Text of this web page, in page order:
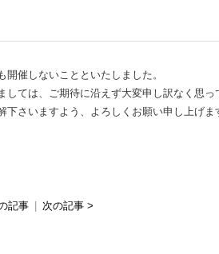
催しないことといたしました。
ては、ご期待に沿えず大変申し訳なく思っ
さいますよう、よろしくお願い申し上げま
記事 次の記事 >